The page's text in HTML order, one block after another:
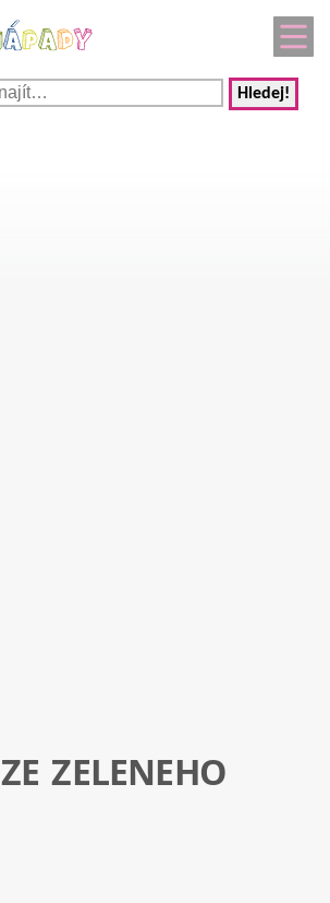
Hledej!
ZELENEHO